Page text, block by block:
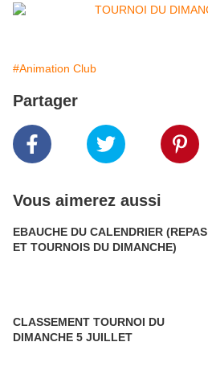
#Animation Club
Partager
Vous aimerez aussi
EBAUCHE DU CALENDRIER (REPAS
ET TOURNOIS DU DIMANCHE)
CLASSEMENT TOURNOI DU
DIMANCHE 5 JUILLET